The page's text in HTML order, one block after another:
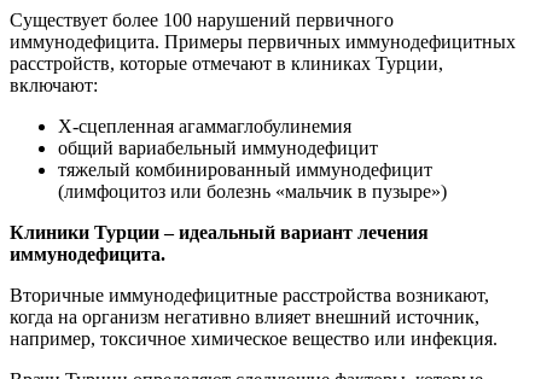
Существует более 100 нарушений первичного
иммунодефицита. Примеры первичных иммунодефицитных
расстройств, которые отмечают в клиниках Турции,
включают:
Х-сцепленная агаммаглобулинемия
общий вариабельный иммунодефицит
тяжелый комбинированный иммунодефицит
(лимфоцитоз или болезнь «мальчик в пузыре»)
Клиники Турции – идеальный вариант лечения
иммунодефицита.
Вторичные иммунодефицитные расстройства возникают,
когда на организм негативно влияет внешний источник,
например, токсичное химическое вещество или инфекция.